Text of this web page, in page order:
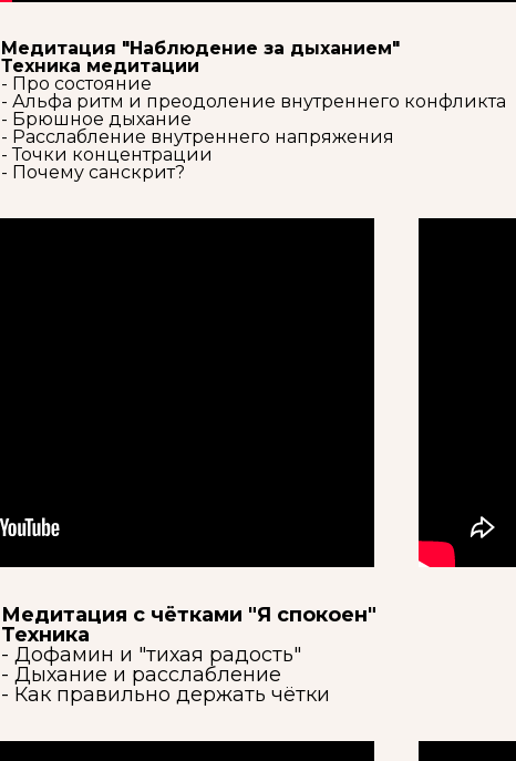
Медитация "Наблюдение за дыханием"
Техника медитации
- Про состояние
- Альфа ритм и преодоление внутреннего конфликта
- Брюшное дыхание
- Расслабление внутреннего напряжения
- Точки концентрации
- Почему санскрит?
Медитация с чётками "Я спокоен"
Техника
- Дофамин и "тихая радость"
- Дыхание и расслабление
- Как правильно держать чётки